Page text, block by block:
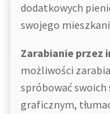
dodatkowych
swojego
Zarabianie przez
możliwości
spróbować
graficznym,